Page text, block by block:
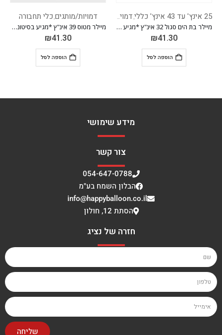
דמויות/מותגים
מיילר בת הים סגול 32 אינ"ץ *מגיע בסיטונאות חבילה של 5 יח'*
דמויות/מותגים,כלי תחבורה
מיילר מטוס 39 אינ"ץ *מגיע בסיטונאות חבילה של 5 יח'*
41.30
הוספה לסל
דמויות/מותגים
70.80
מידע נוסף
מידע שימושי
צור קשר
054-647-0788
הבלון השמח בע"מ
info@happyballoon.co.il
הסתת 12, חולון
חזרה של נציג
שליחה